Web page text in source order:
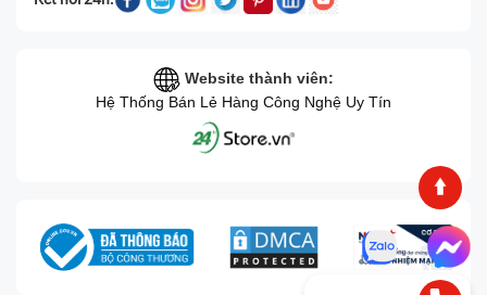
Website thành viên:
Hệ Thống Bán Lẻ Hàng Công Nghệ Uy Tín